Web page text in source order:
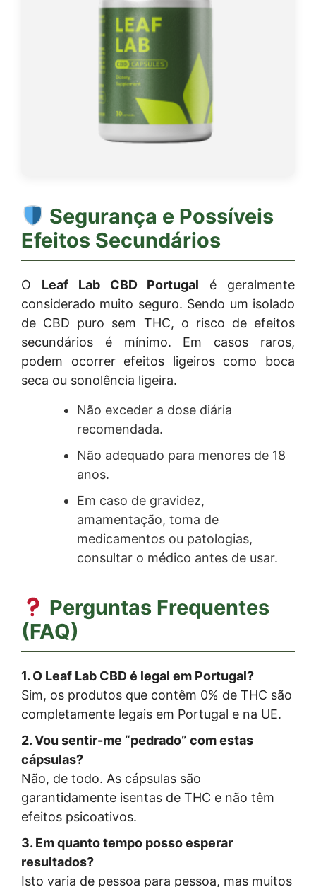
Segurança e Possíveis
Efeitos Secundários
O Leaf Lab CBD Portugal é geralmente
considerado muito seguro. Sendo um isolado
de CBD puro sem THC, o risco de efeitos
secundários é mínimo. Em casos raros,
podem ocorrer efeitos ligeiros como boca
seca ou sonolência ligeira.
Não exceder a dose diária
recomendada.
Não adequado para menores de 18
anos.
Em caso de gravidez,
amamentação, toma de
medicamentos ou patologias,
consultar o médico antes de usar.
Perguntas Frequentes
(FAQ)
1. O Leaf Lab CBD é legal em Portugal?
Sim, os produtos que contêm 0% de THC são
completamente legais em Portugal e na UE.
2. Vou sentir-me “pedrado” com estas
cápsulas?
Não, de todo. As cápsulas são
garantidamente isentas de THC e não têm
efeitos psicoativos.
3. Em quanto tempo posso esperar
resultados?
Isto varia de pessoa para pessoa, mas muitos